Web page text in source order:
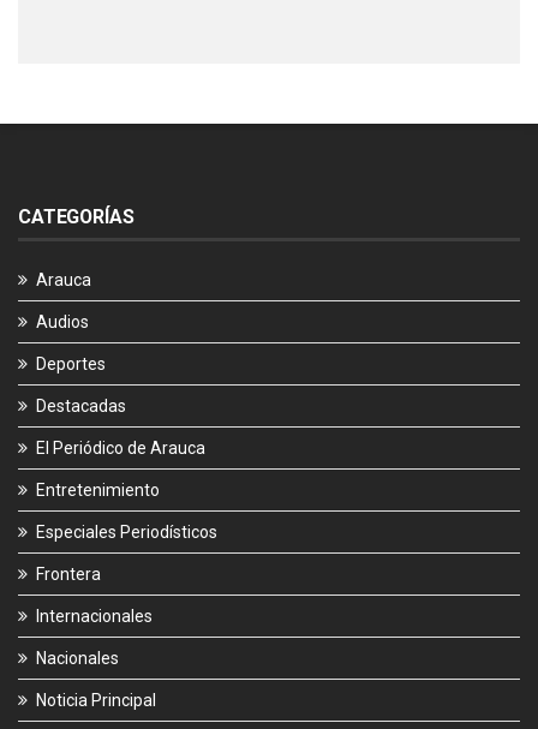
CATEGORÍAS
Arauca
Audios
Deportes
Destacadas
El Periódico de Arauca
Entretenimiento
Especiales Periodísticos
Frontera
Internacionales
Nacionales
Noticia Principal